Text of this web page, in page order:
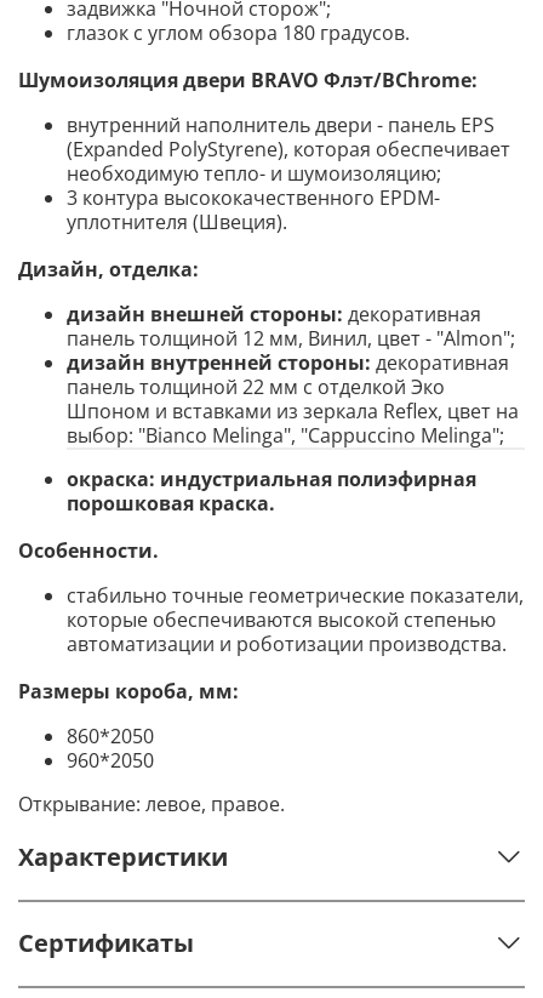
задвижка "Ночной сторож";
глазок с углом обзора 180 градусов.
Шумоизоляция двери BRAVO Флэт/BChrome:
внутренний наполнитель двери - панель EPS
(Expanded PolyStyrene), которая обеспечивает
необходимую тепло- и шумоизоляцию;
3 контура высококачественного EPDM-
уплотнителя (Швеция).
Дизайн, отделка:
дизайн внешней стороны: декоративная
панель толщиной 12 мм, Винил, цвет - "Almon";
дизайн внутренней стороны: декоративная
панель толщиной 22 мм с отделкой Эко
Шпоном и вставками из зеркала Reflex, цвет на
выбор: "Bianco Melinga", "Cappuccino Melinga";
окраска: индустриальная полиэфирная
порошковая краска.
Особенности.
стабильно точные геометрические показатели,
которые обеспечиваются высокой степенью
автоматизации и роботизации производства.
Размеры короба, мм:
860*2050
960*2050
Открывание: левое, правое.
Характеристики
Сертификаты